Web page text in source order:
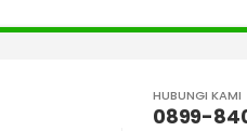
HUBUNGI KAMI
0899-